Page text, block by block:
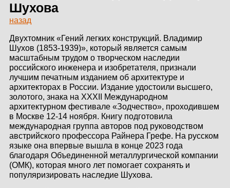
КАЧЕСТВО
МОНТАЖ
НОВОСТИ
КОНТАКТЫ
ЛИЧНЫЙ КАБИНЕТ
Шухова
назад
Двухтомник «Гений легких конструкций. Владимир
Шухов (1853-1939)», который является самым
масштабным трудом о творческом наследии
российского инженера и изобретателя, признали
лучшим печатным изданием об архитектуре и
архитекторах в России. Издание удостоили высшего,
золотого, знака на XXXII Международном
архитектурном фестивале «Зодчество», проходившем
в Москве 12-14 ноября. Книгу подготовила
международная группа авторов под руководством
австрийского профессора Райнера Грефе. На русском
языке она впервые вышла в конце 2023 года
благодаря Объединенной металлургической компании
(ОМК), которая много лет помогает сохранять и
популяризировать наследие Шухова.